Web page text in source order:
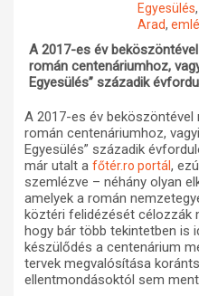
Egyesülés,
Arad,
A 2017-es év
román centenáriumhoz,
Egyesülés” századik
A 2017-es év beköszöntével
román centenáriumhoz,
Egyesülés” századik
már utalt a főtér.ro portál ,
szemlézve – néhány olyan
amelyek a román
köztéri felidézését célozzák
hogy bár több tekintetben is
készülődés a centenárium
tervek megvalósítása
ellentmondásoktól sem